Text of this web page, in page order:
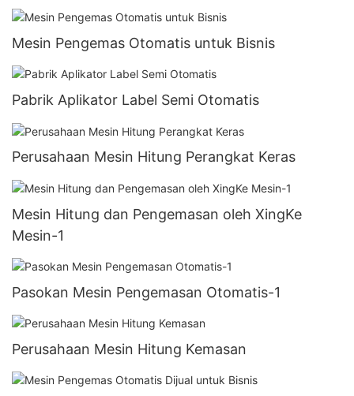
Mesin Pengemas Otomatis untuk Bisnis
Pabrik Aplikator Label Semi Otomatis
Perusahaan Mesin Hitung Perangkat Keras
Mesin Hitung dan Pengemasan oleh XingKe
Mesin-1
Pasokan Mesin Pengemasan Otomatis-1
Perusahaan Mesin Hitung Kemasan